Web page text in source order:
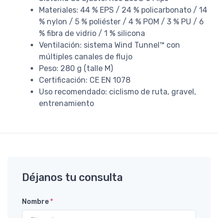
Materiales: 44 % EPS / 24 % policarbonato / 14
% nylon / 5 % poliéster / 4 % POM / 3 % PU / 6
% fibra de vidrio / 1 % silicona
Ventilación: sistema Wind Tunnel™ con
múltiples canales de flujo
Peso: 280 g (talle M)
Certificación: CE EN 1078
Uso recomendado: ciclismo de ruta, gravel,
entrenamiento
Déjanos tu consulta
Nombre*